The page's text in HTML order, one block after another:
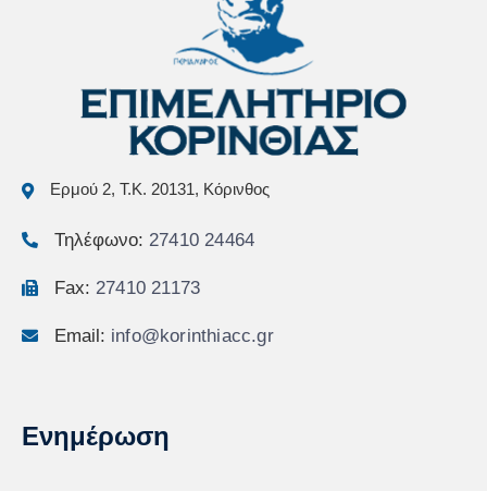
Ερμού 2, Τ.Κ. 20131, Κόρινθος
Τηλέφωνο: 27410 24464
Fax: 27410 21173
Email: info@korinthiacc.gr
Ενημέρωση